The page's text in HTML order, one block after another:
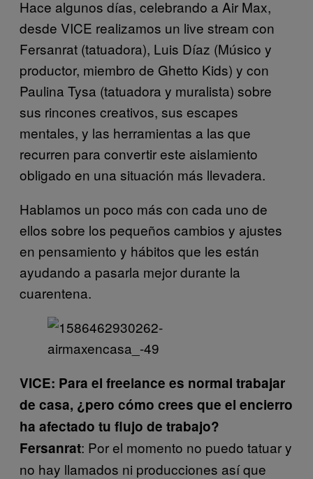
Hace algunos días, celebrando a Air Max,
desde VICE realizamos un live stream con
Fersanrat (tatuadora), Luis Díaz (Músico y
productor, miembro de Ghetto Kids) y con
Paulina Tysa (tatuadora y muralista) sobre
sus rincones creativos, sus escapes
mentales, y las herramientas a las que
recurren para convertir este aislamiento
obligado en una situación más llevadera.
Hablamos un poco más con cada uno de
ellos sobre los pequeños cambios y ajustes
en pensamiento y hábitos que les están
ayudando a pasarla mejor durante la
cuarentena.
VICE: Para el freelance es normal trabajar
de casa, ¿pero cómo crees que el encierro
ha afectado tu flujo de trabajo?
Fersanrat: Por el momento no puedo tatuar y
no hay llamados ni producciones así que